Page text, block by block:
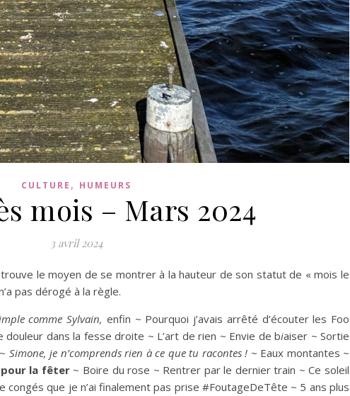
CULTURE , HUMEURS
mois – Mars 2024
3 avril 2024
le moyen de se montrer à la hauteur de son statut de « mois le
pas dérogé à la règle.
comme Sylvain, enfin ~ Pourquoi j’avais arrêté d’écouter les Foo
dans la fesse droite ~ L’art de rien ~ Envie de biaiser ~ Sortie
Simone, je n’comprends rien à ce que tu racontes ! ~ Eaux montantes ~
pour la fêter ~ Boire du rose ~ Rentrer par le dernier train ~ Ce soleil
que je n’ai finalement pas prise #FoutageDeTête ~ 5 ans plus